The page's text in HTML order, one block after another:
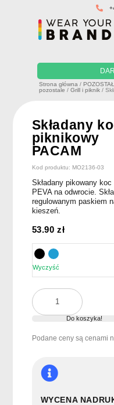
Strona główna /
pozostale /Grill i piknik /
Składany
piknikowy
PACAM
Kod produktu: MO2136-03
Składany pikowany
PEVA na odwrocie.
regulowanym paskiem
kieszeń.
53.90zł
Wyczyść
ilość
Składany
koc
PACAM
Do koszyka!
Podane ceny są cenami
WYCENA